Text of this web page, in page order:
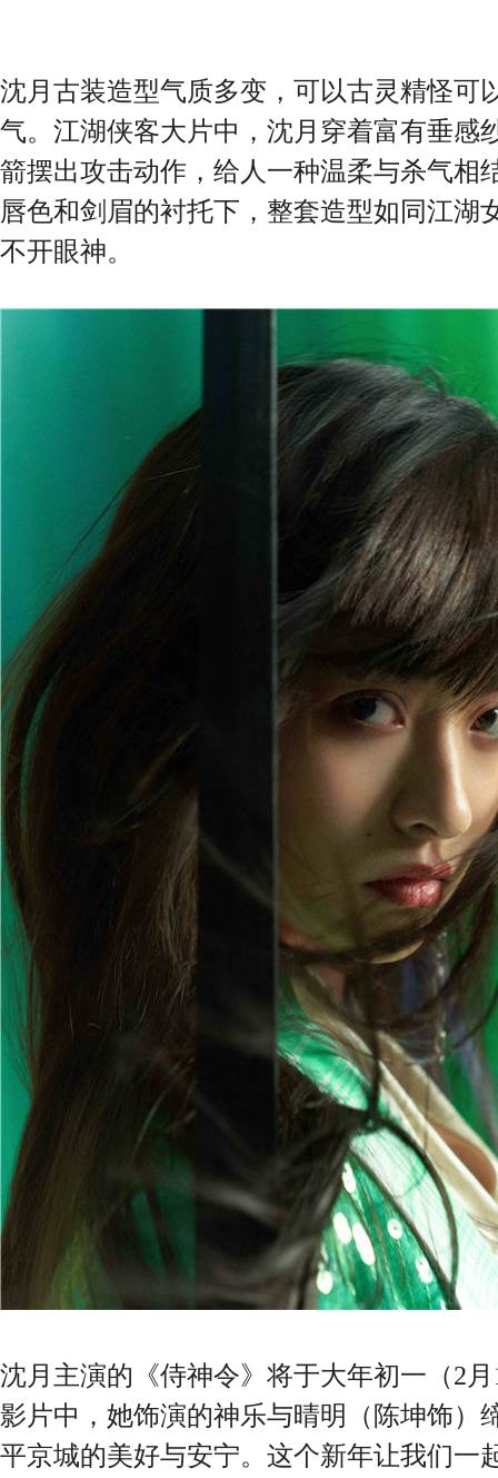
沈月古装造型气质多变，可以古灵精怪可
气。江湖侠客大片中，沈月穿着富有垂感
箭摆出攻击动作，给人一种温柔与杀气相
唇色和剑眉的衬托下，整套造型如同江湖
不开眼神。
沈月主演的《侍神令》将于大年初一（2
影片中，她饰演的神乐与晴明（陈坤饰）
平京城的美好与安宁。这个新年让我们一